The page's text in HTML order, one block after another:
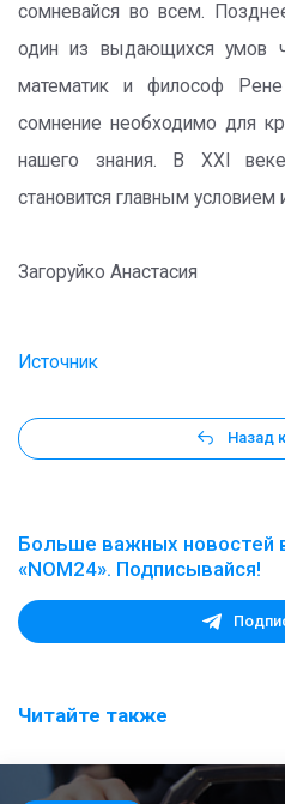
сомневайся во всем.
один из выдающихся умов
математик и философ
сомнение необходимо для
нашего знания. В XXI
становится главным
Загоруйко Анастасия
Источник
Назад
Больше важных новостей
«NOM24». Подписывайся!
Читайте также